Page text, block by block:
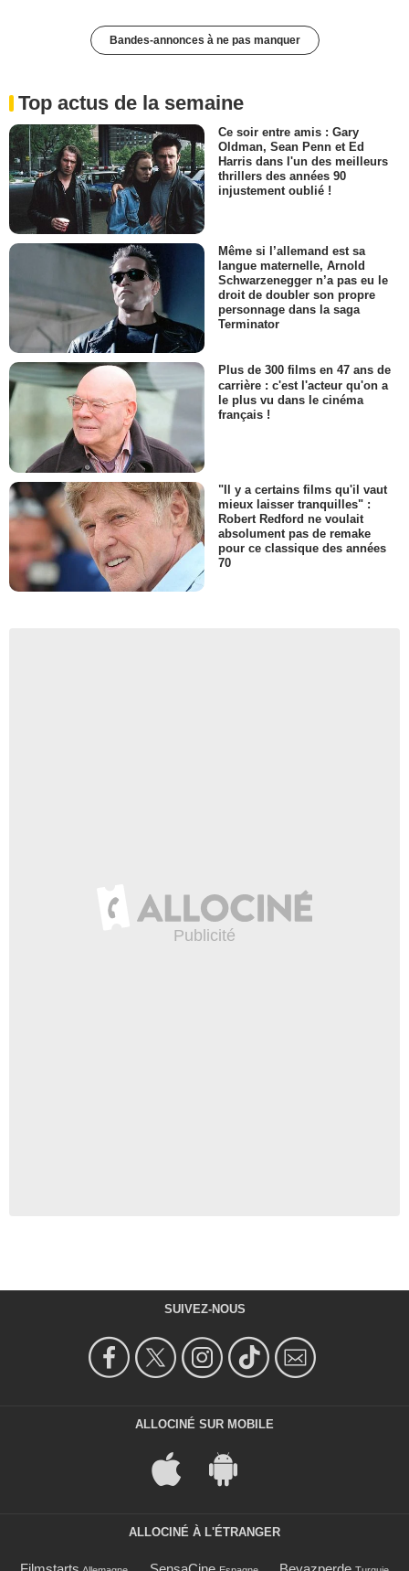
Bandes-annonces à ne pas manquer
Top actus de la semaine
Ce soir entre amis : Gary
Oldman, Sean Penn et Ed
Harris dans l'un des meilleurs
thrillers des années 90
injustement oublié !
Même si l’allemand est sa
langue maternelle, Arnold
Schwarzenegger n’a pas eu le
droit de doubler son propre
personnage dans la saga
Terminator
Plus de 300 films en 47 ans de
carrière : c'est l'acteur qu'on a
le plus vu dans le cinéma
français !
"Il y a certains films qu'il vaut
mieux laisser tranquilles" :
Robert Redford ne voulait
absolument pas de remake
pour ce classique des années
70
SUIVEZ-NOUS
ALLOCINÉ SUR MOBILE
ALLOCINÉ À L'ÉTRANGER